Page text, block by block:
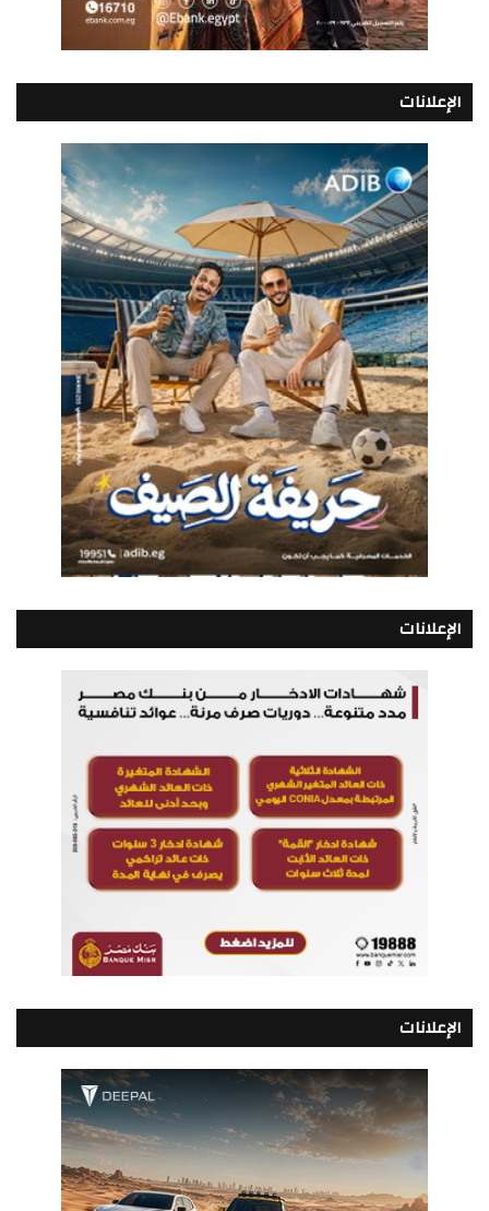
الإعلانات
الإعلانات
الإعلانات